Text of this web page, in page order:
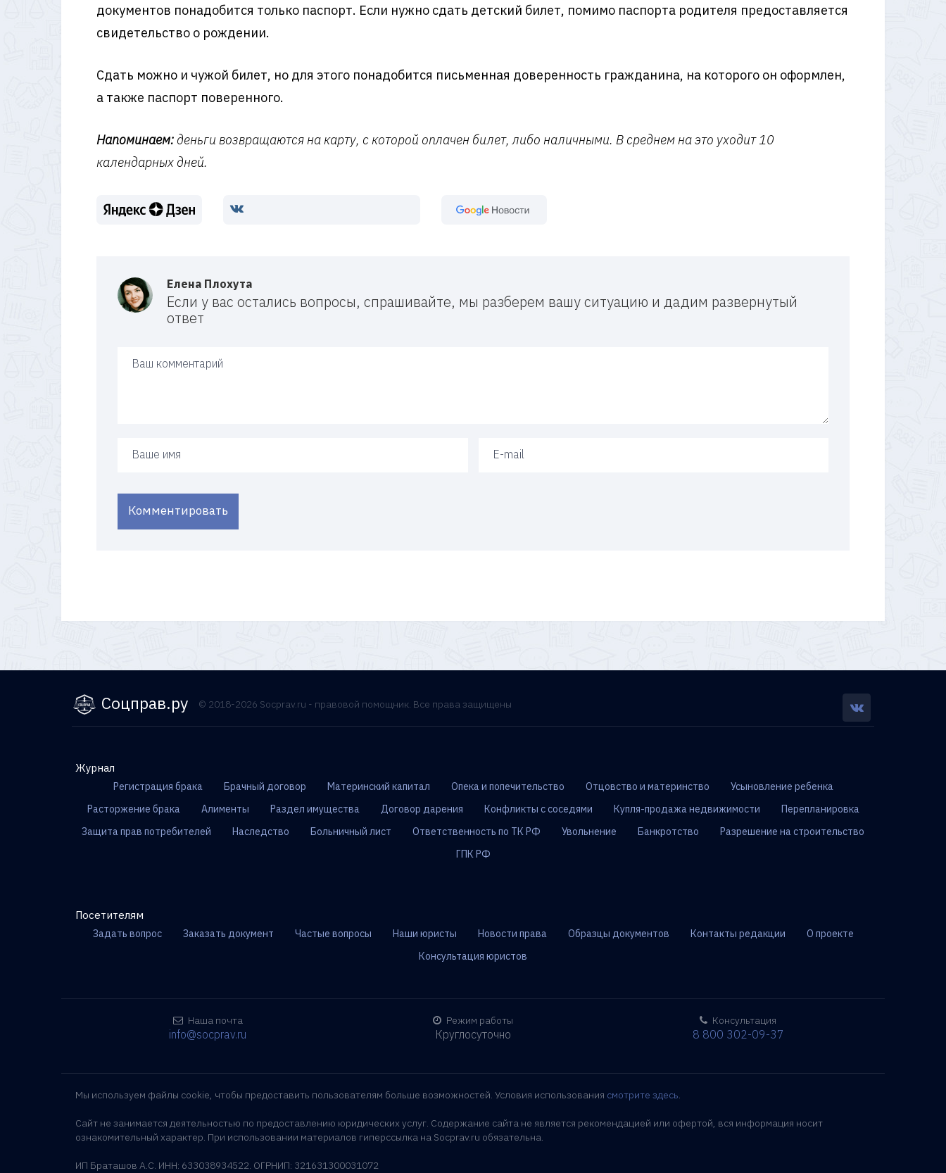
документов понадобится только паспорт. Если нужно сдать детский билет, помимо паспорта родителя предоставляется
свидетельство о рождении.
Сдать можно и чужой билет, но для этого понадобится письменная доверенность гражданина, на которого он оформлен,
а также паспорт поверенного.
Напоминаем: деньги возвращаются на карту, с которой оплачен билет, либо наличными. В среднем на это уходит 10
календарных дней.
Елена Плохута
Если у вас остались вопросы, спрашивайте, мы разберем вашу ситуацию и дадим развернутый
ответ
Комментировать
Соцправ.ру © 2018-2026 Socprav.ru - правовой помощник. Все права защищены
Журнал
Регистрация брака Брачный договор Материнский капитал Опека и попечительство Отцовство и материнство
Усыновление ребенка
Расторжение брака
Алименты Раздел имущества Договор дарения Конфликты с соседями Купля-продажа недвижимости
Перепланировка
Защита прав потребителей
Наследство Больничный лист Ответственность по ТК РФ Увольнение Банкротство
Разрешение на строительство
ГПК РФ
Посетителям
Задать вопрос Заказать документ Частые вопросы Наши юристы Новости права Образцы документов Контакты редакции
О проекте
Консультация юристов
Наша почта
info@socprav.ru
Режим работы
Круглосуточно
Консультация
8 800 302-09-37
Мы используем файлы cookie, чтобы предоставить пользователям больше возможностей. Условия использования смотрите здесь.
Сайт не занимается деятельностью по предоставлению юридических услуг. Содержание сайта не является рекомендацией или офертой, вся информация носит
ознакомительный характер. При использовании материалов гиперссылка на Socprav.ru обязательна.
ИП Браташов А.С. ИНН: 633038934522. ОГРНИП: 321631300031072